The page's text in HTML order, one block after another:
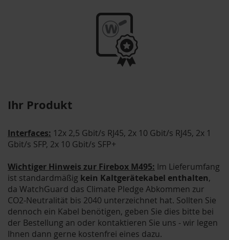
Ihr Produkt
Interfaces: 12x 2,5 Gbit/s RJ45, 2x 10 Gbit/s RJ45, 2x 1
Gbit/s SFP, 2x 10 Gbit/s SFP+
Wichtiger Hinweis zur Firebox M495: Im Lieferumfang
ist standardmäßig kein Kaltgerätekabel enthalten,
da WatchGuard das Climate Pledge Abkommen zur
CO2-Neutralität bis 2040 unterzeichnet hat. Sollten Sie
dennoch ein Kabel benötigen, geben Sie dies bitte bei
der Bestellung an oder kontaktieren Sie uns - wir legen
Ihnen dann gerne kostenfrei eines dazu.